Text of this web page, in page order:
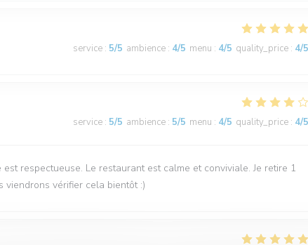
service : 5/5 ambience : 4/5 menu : 4/5 quality_price : 4/5
service : 5/5 ambience : 5/5 menu : 4/5 quality_price : 4/5
respectueuse. Le restaurant est calme et conviviale. Je retire 1
viendrons vérifier cela bientôt :)